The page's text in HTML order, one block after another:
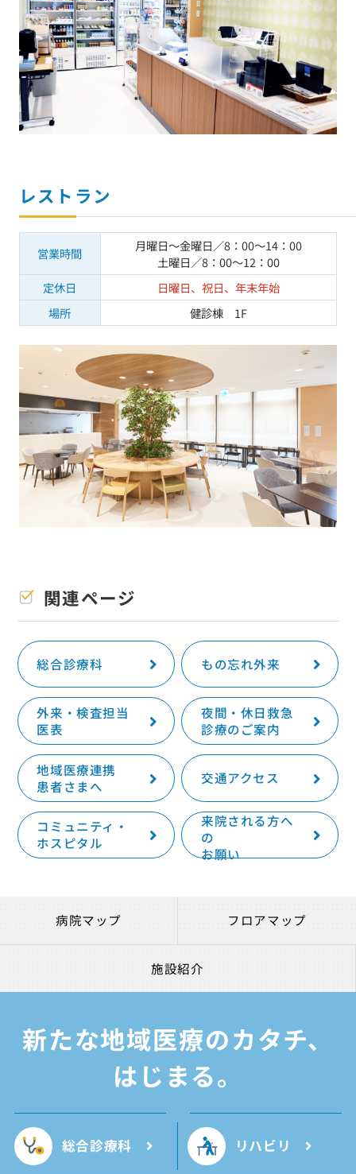
レストラン
営業時間
月曜日〜金曜日／8：00〜14：00
土曜日／8：00〜12：00
定休日
日曜日、祝日、年末年始
場所
健診棟 1F
関連ページ
総合診療科 もの忘れ外来
外来・検査担当
医表
夜間・休日救急
診療のご案内
地域医療連携
患者さまへ
交通アクセス
コミュニティ・
ホスピタル
来院される方へ
の
お願い
病院マップ フロアマップ
施設紹介
新たな地域医療のカタチ、
はじまる。
総合診療科 リハビリ